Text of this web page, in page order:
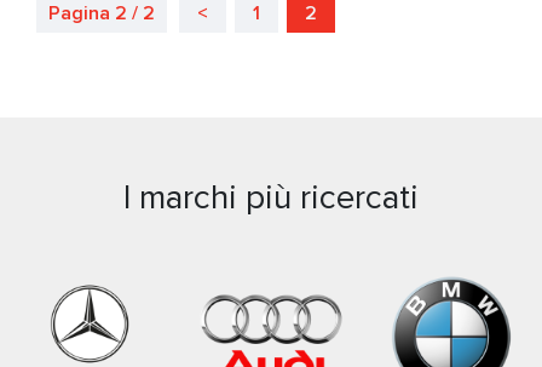
Pagina 2 / 2 < 1 2
I marchi più ricercati